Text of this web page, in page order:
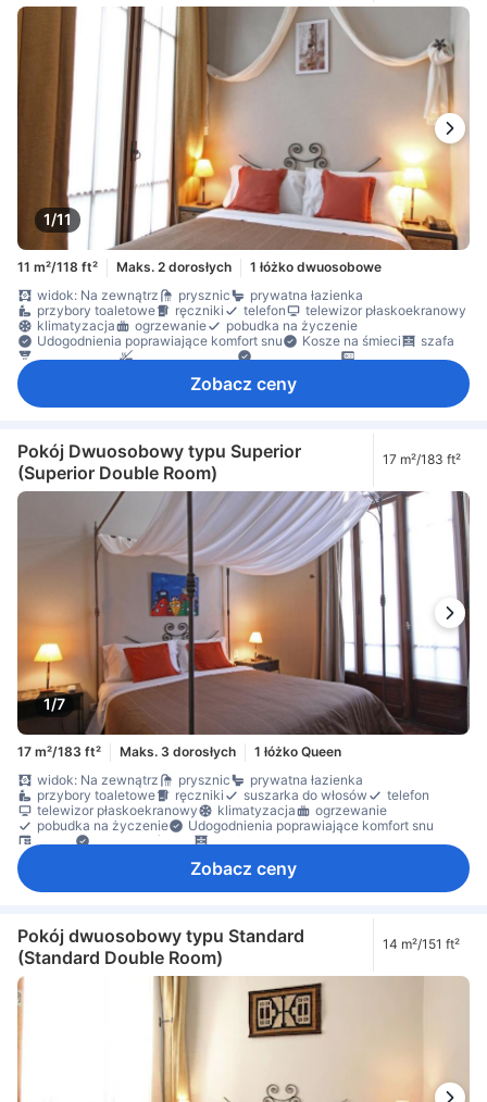
1/11
11 m²/118 ft² Maks. 2 dorosłych
1 łóżko dwuosobowe
widok: Na zewnątrz
prysznic
prywatna łazienka
przybory toaletowe
ręczniki telefon
telewizor płaskoekranowy
klimatyzacja
ogrzewanie
pobudka na życzenie
Udogodnienia poprawiające komfort snu
Kosze na śmieci
szafa
Zobacz ceny
Pokój Dwuosobowy typu Superior
(Superior Double Room)
17 m²/183 ft²
1/7
17 m²/183 ft² Maks. 3 dorosłych
1 łóżko Queen
widok: Na zewnątrz
prysznic
prywatna łazienka
przybory toaletowe
ręczniki suszarka do włosów
telefon
telewizor płaskoekranowy
klimatyzacja
ogrzewanie
pobudka na życzenie
Udogodnienia poprawiające komfort snu
Kosze na śmieci
Dojazd windą sejf w pokoju
Zobacz ceny
Pokój dwuosobowy typu Standard
(Standard Double Room)
14 m²/151 ft²